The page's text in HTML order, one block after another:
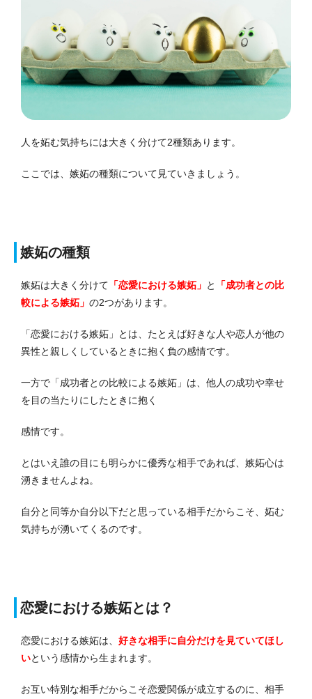
人を妬む気持ちには大きく分けて2種類あります。
ここでは、嫉妬の種類について見ていきましょう。
嫉妬の種類
嫉妬は大きく分けて 「恋愛における嫉妬」 と
「成功者との比
較による嫉妬」 の2つがあります。
「恋愛における嫉妬」とは、たとえば好きな人や恋人が他の
異性と親しくしているときに抱く負の感情です。
一方で「成功者との比較による嫉妬」は、他人の成功や幸せ
を目の当たりにしたときに抱く
感情です。
とはいえ誰の目にも明らかに優秀な相手であれば、嫉妬心は
湧きませんよね。
自分と同等か自分以下だと思っている相手だからこそ、妬む
気持ちが湧いてくるのです。
恋愛における嫉妬とは？
恋愛における嫉妬は、 好きな相手に自分だけを見ていてほし
いという感情から生まれます。
お互い特別な相手だからこそ恋愛関係が成立するのに、相手